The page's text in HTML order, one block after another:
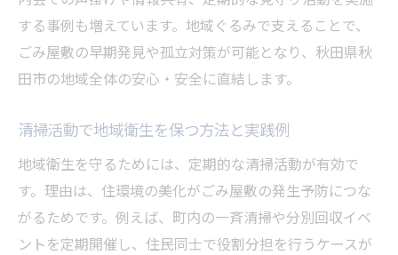
する事例も増えています。地域ぐるみで支えることで、
ごみ屋敷の早期発見や孤立対策が可能となり、秋田県秋
田市の地域全体の安心・安全に直結します。
清掃活動で地域衛生を保つ方法と実践例
地域衛生を守るためには、定期的な清掃活動が有効で
す。理由は、住環境の美化がごみ屋敷の発生予防につな
がるためです。例えば、町内の一斉清掃や分別回収イベ
ントを定期開催し、住民同士で役割分担を行うケースが